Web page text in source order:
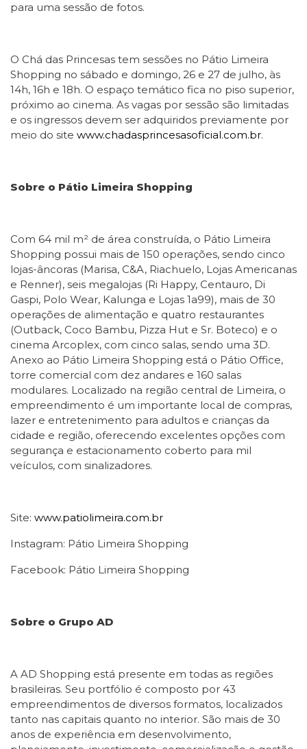
para uma sessão de fotos.
O Chá das Princesas tem sessões no Pátio Limeira
Shopping no sábado e domingo, 26 e 27 de julho, às
14h, 16h e 18h. O espaço temático fica no piso superior,
próximo ao cinema. As vagas por sessão são limitadas
e os ingressos devem ser adquiridos previamente por
meio do site www.chadasprincesasoficial.com.br.
Sobre o Pátio Limeira Shopping
Com 64 mil m² de área construída, o Pátio Limeira
Shopping possui mais de 150 operações, sendo cinco
lojas-âncoras (Marisa, C&A, Riachuelo, Lojas Americanas
e Renner), seis megalojas (Ri Happy, Centauro, Di
Gaspi, Polo Wear, Kalunga e Lojas 1a99), mais de 30
operações de alimentação e quatro restaurantes
(Outback, Coco Bambu, Pizza Hut e Sr. Boteco) e o
cinema Arcoplex, com cinco salas, sendo uma 3D.
Anexo ao Pátio Limeira Shopping está o Pátio Office,
torre comercial com dez andares e 160 salas
modulares. Localizado na região central de Limeira, o
empreendimento é um importante local de compras,
lazer e entretenimento para adultos e crianças da
cidade e região, oferecendo excelentes opções com
segurança e estacionamento coberto para mil
veículos, com sinalizadores.
Site: www.patiolimeira.com.br
Instagram: Pátio Limeira Shopping
Facebook: Pátio Limeira Shopping
Sobre o Grupo AD
A AD Shopping está presente em todas as regiões
brasileiras. Seu portfólio é composto por 43
empreendimentos de diversos formatos, localizados
tanto nas capitais quanto no interior. São mais de 30
anos de experiência em desenvolvimento,